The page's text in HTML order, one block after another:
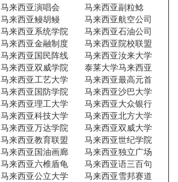
马来西亚演唱会
马来西亚副粒鲶
马来西亚鳗胡鳗
马来西亚航空公司
马来西亚系统学院
马来西亚石油公司
马来西亚金融制度
马来西亚院校联盟
马来西亚国民阵线
马来西亚汝来大学
马来西亚双威学院
泰莱大学马来西亚
马来西亚工艺大学
马来西亚最高元首
马来西亚国防学院
马来西亚沙巴大学
马来西亚理工大学
马来西亚大众银行
马来西亚科技大学
马来西亚北方大学
马来西亚万达学院
马来西亚双威大学
马来西亚教育联盟
马来西亚世纪学院
马来西亚国油画廊
马来西亚独立广场
马来西亚六椎盾龟
马来西亚语三百句
马来西亚公立大学
马来西亚雪邦赛道